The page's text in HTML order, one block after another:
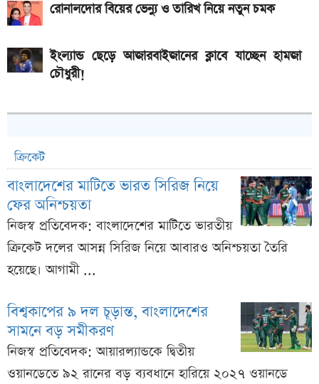
রোনালদোর বিয়ের ভেন্যু ও তারিখ নিয়ে নতুন চমক
ইংল্যান্ড ছেড়ে আজারবাইজানের ক্লাবে যাচ্ছেন হামজা
চৌধুরী!
ক্রিকেট
বাংলাদেশের মাটিতে ভারত সিরিজ নিয়ে
ফের অনিশ্চয়তা
নিজস্ব প্রতিবেদক: বাংলাদেশের মাটিতে ভারতীয়
ক্রিকেট দলের আসন্ন সিরিজ নিয়ে আবারও অনিশ্চয়তা তৈরি
হয়েছে। আগামী ...
বিশ্বকাপের ৯ দল চূড়ান্ত, বাংলাদেশের
সামনে বড় সমীকরণ
নিজস্ব প্রতিবেদক: আয়ারল্যান্ডকে দ্বিতীয়
ওয়ানডেতে ৯২ রানের বড় ব্যবধানে হারিয়ে ২০২৭ ওয়ানডে